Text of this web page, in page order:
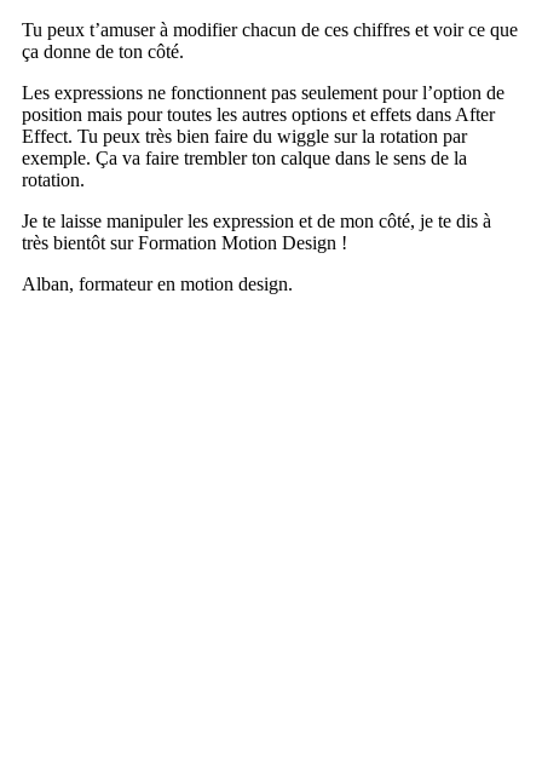
Tu peux t’amuser à modifier chacun de ces chiffres et voir ce que
ça donne de ton côté.
Les expressions ne fonctionnent pas seulement pour l’option de
position mais pour toutes les autres options et effets dans After
Effect. Tu peux très bien faire du wiggle sur la rotation par
exemple. Ça va faire trembler ton calque dans le sens de la
rotation.
Je te laisse manipuler les expression et de mon côté, je te dis à
très bientôt sur Formation Motion Design !
Alban, formateur en motion design.